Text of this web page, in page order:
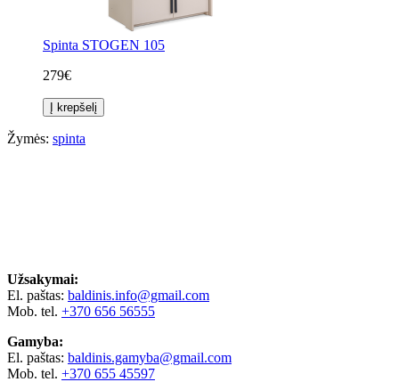
Spinta STOGEN 105
279€
Į krepšelį
Žymės: spinta
Užsakymai:
El. paštas: baldinis.info@gmail.com
Mob. tel. +370 656 56555
Gamyba:
El. paštas: baldinis.gamyba@gmail.com
Mob. tel. +370 655 45597